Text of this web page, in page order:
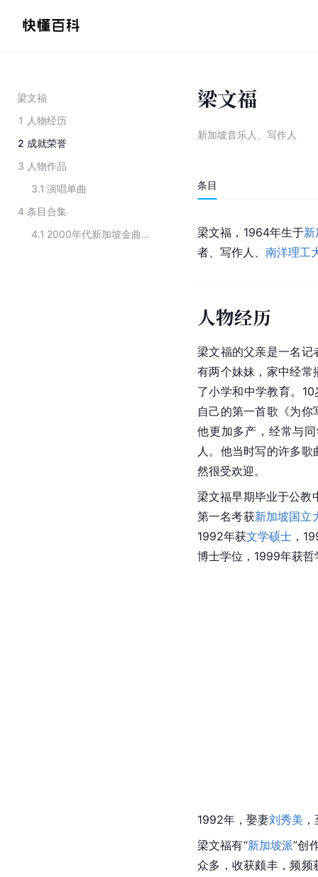
梁文福
1 人物经历
2 成就荣誉
3 人物作品
3.1 演唱单曲
4 条目合集
4.1
2000年代新加坡金曲奖最佳本地作词获得者
梁文福
新加坡音乐人、写作人
条目
梁文福，1964年生于
者、写作人、 南洋理工
人物经历
梁文福的父亲是一名记
有两个妹妹，家中经常
了小学和中学教育。
自己的第一首歌《为
他更加多产，经常与
人。他当时写的许多
然很受欢迎。
梁文福早期毕业于公教
第一名考获新加坡国立
1992年获文学硕士 ，
博士学位，1999年获
1992年，娶妻刘秀美
梁文福有“新加坡派”创
众多，收获颇丰，频频